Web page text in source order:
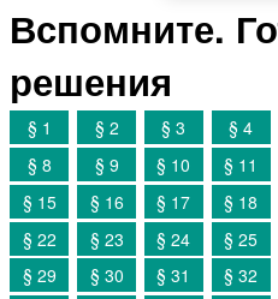
Вспомните.
решения
§ 1 § 2 § 3 § 4
§ 8
§ 9 § 10 § 11
§ 15
§ 16 § 17 § 18
§ 22
§ 23 § 24 § 25
§ 29
§ 30 § 31 § 32